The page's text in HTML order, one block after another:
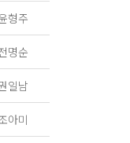
형주
명순
일남
아미